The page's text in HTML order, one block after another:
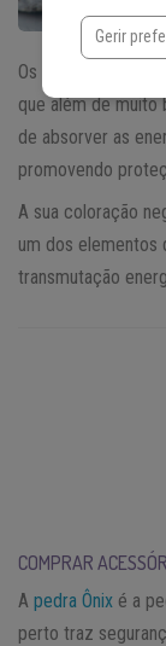
Os
que além de
de absorver as
promovendo
A sua coloração
um dos elementos
transmutação
COMPRAR
A pedra Ônix é a
perto traz
Gerir